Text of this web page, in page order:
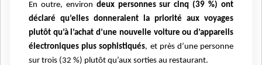
En outre, environ deux personnes sur cinq (39 %) ont
déclaré qu’elles donneraient la priorité aux voyages
plutôt qu’à l’achatd’une nouvelle voiture ou d’appareils
électroniques plus sophistiqués, et près d’une personne
sur trois (32 %) plutôt qu’aux sorties au restaurant.